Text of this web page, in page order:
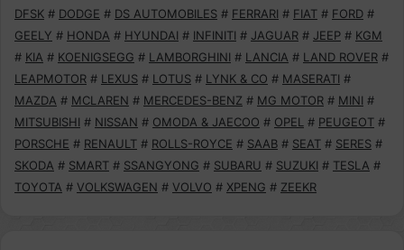
DFSK # DODGE # DS AUTOMOBILES # FERRARI # FIAT # FORD #
GEELY # HONDA # HYUNDAI # INFINITI # JAGUAR # JEEP # KGM
# KIA # KOENIGSEGG # LAMBORGHINI # LANCIA # LAND ROVER #
LEAPMOTOR # LEXUS # LOTUS # LYNK & CO # MASERATI #
MAZDA # MCLAREN # MERCEDES-BENZ # MG MOTOR # MINI #
MITSUBISHI # NISSAN # OMODA & JAECOO # OPEL # PEUGEOT #
PORSCHE # RENAULT # ROLLS-ROYCE # SAAB # SEAT # SERES #
SKODA # SMART # SSANGYONG # SUBARU # SUZUKI # TESLA #
TOYOTA # VOLKSWAGEN # VOLVO # XPENG # ZEEKR